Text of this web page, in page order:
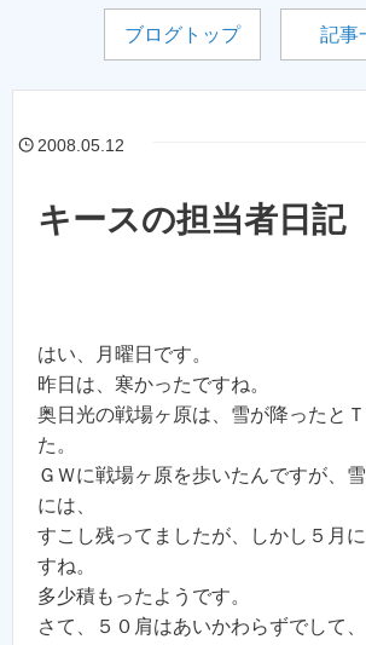
ブログトップ 記事
2008.05.12
キースの担当者日記
はい、月曜日です。
昨日は、寒かったですね。
奥日光の戦場ヶ原は、雪が降ったと
た。
ＧＷに戦場ヶ原を歩いたんですが、
には、
すこし残ってましたが、しかし５月
すね。
多少積もったようです。
さて、５０肩はあいかわらずでして、